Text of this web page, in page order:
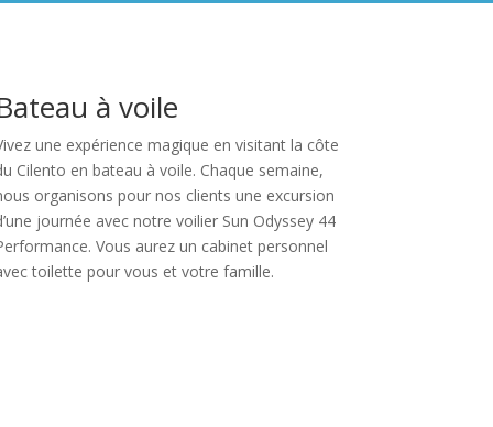
à voile
une expérience magique en visitant la côte
Cilento en bateau à voile. Chaque semaine,
organisons pour nos clients une excursion
journée avec notre voilier Sun Odyssey 44
Vous aurez un cabinet personnel
toilette pour vous et votre famille.